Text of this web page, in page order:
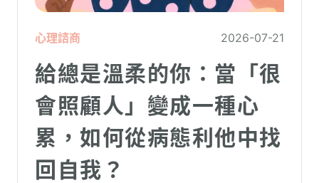
心理諮商 2026-07-21
給總是溫柔的你：當「很
會照顧人」變成一種心
累，如何從病態利他中找
回自我？